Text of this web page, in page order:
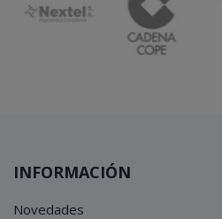
INFORMACIÓN
Novedades